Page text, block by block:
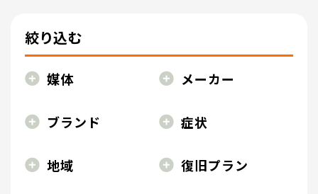
絞り込む
媒体 メーカー
ブランド 症状
地域 復旧プラン